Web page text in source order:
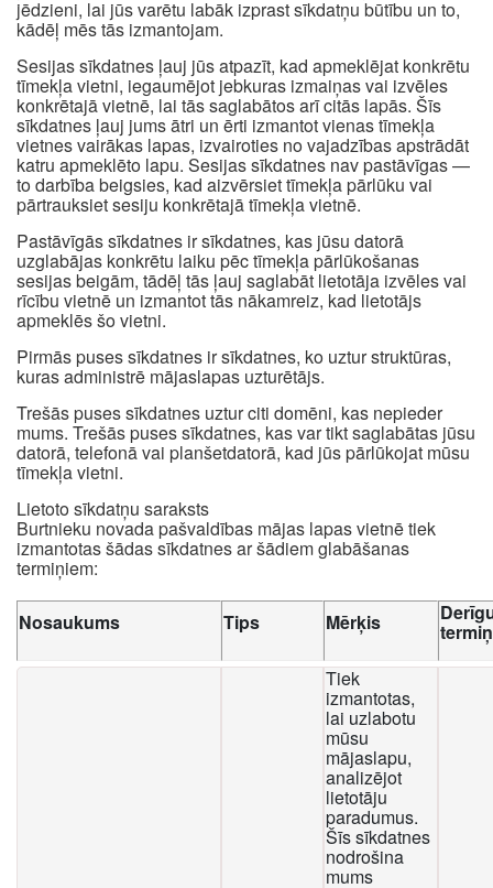
jēdzieni, lai jūs varētu labāk izprast sīkdatņu būtību un to,
kādēļ mēs tās izmantojam.
Sesijas sīkdatnes ļauj jūs atpazīt, kad apmeklējat konkrētu
tīmekļa vietni, iegaumējot jebkuras izmaiņas vai izvēles
konkrētajā vietnē, lai tās saglabātos arī citās lapās. Šīs
sīkdatnes ļauj jums ātri un ērti izmantot vienas tīmekļa
vietnes vairākas lapas, izvairoties no vajadzības apstrādāt
katru apmeklēto lapu. Sesijas sīkdatnes nav pastāvīgas —
to darbība beigsies, kad aizvērsiet tīmekļa pārlūku vai
pārtrauksiet sesiju konkrētajā tīmekļa vietnē.
Pastāvīgās sīkdatnes ir sīkdatnes, kas jūsu datorā
uzglabājas konkrētu laiku pēc tīmekļa pārlūkošanas
sesijas beigām, tādēļ tās ļauj saglabāt lietotāja izvēles vai
rīcību vietnē un izmantot tās nākamreiz, kad lietotājs
apmeklēs šo vietni.
Pirmās puses sīkdatnes ir sīkdatnes, ko uztur struktūras,
kuras administrē mājaslapas uzturētājs.
Trešās puses sīkdatnes uztur citi domēni, kas nepieder
mums. Trešās puses sīkdatnes, kas var tikt saglabātas jūsu
datorā, telefonā vai planšetdatorā, kad jūs pārlūkojat mūsu
tīmekļa vietni.
Lietoto sīkdatņu saraksts
Burtnieku novada pašvaldības mājas lapas vietnē tiek
izmantotas šādas sīkdatnes ar šādiem glabāšanas
termiņiem:
Nosaukums Tips Mērķis
Tiek
izmantotas,
lai uzlabotu
mūsu
mājaslapu,
analizējot
lietotāju
paradumus.
Šīs sīkdatnes
nodrošina
mums